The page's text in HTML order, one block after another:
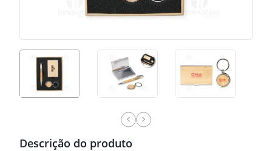
Descrição do produto